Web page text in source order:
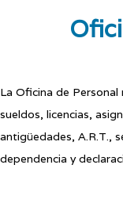
La Oficina de Personal
sueldos, licencias,
antigüedades, A.R.T.,
dependencia y